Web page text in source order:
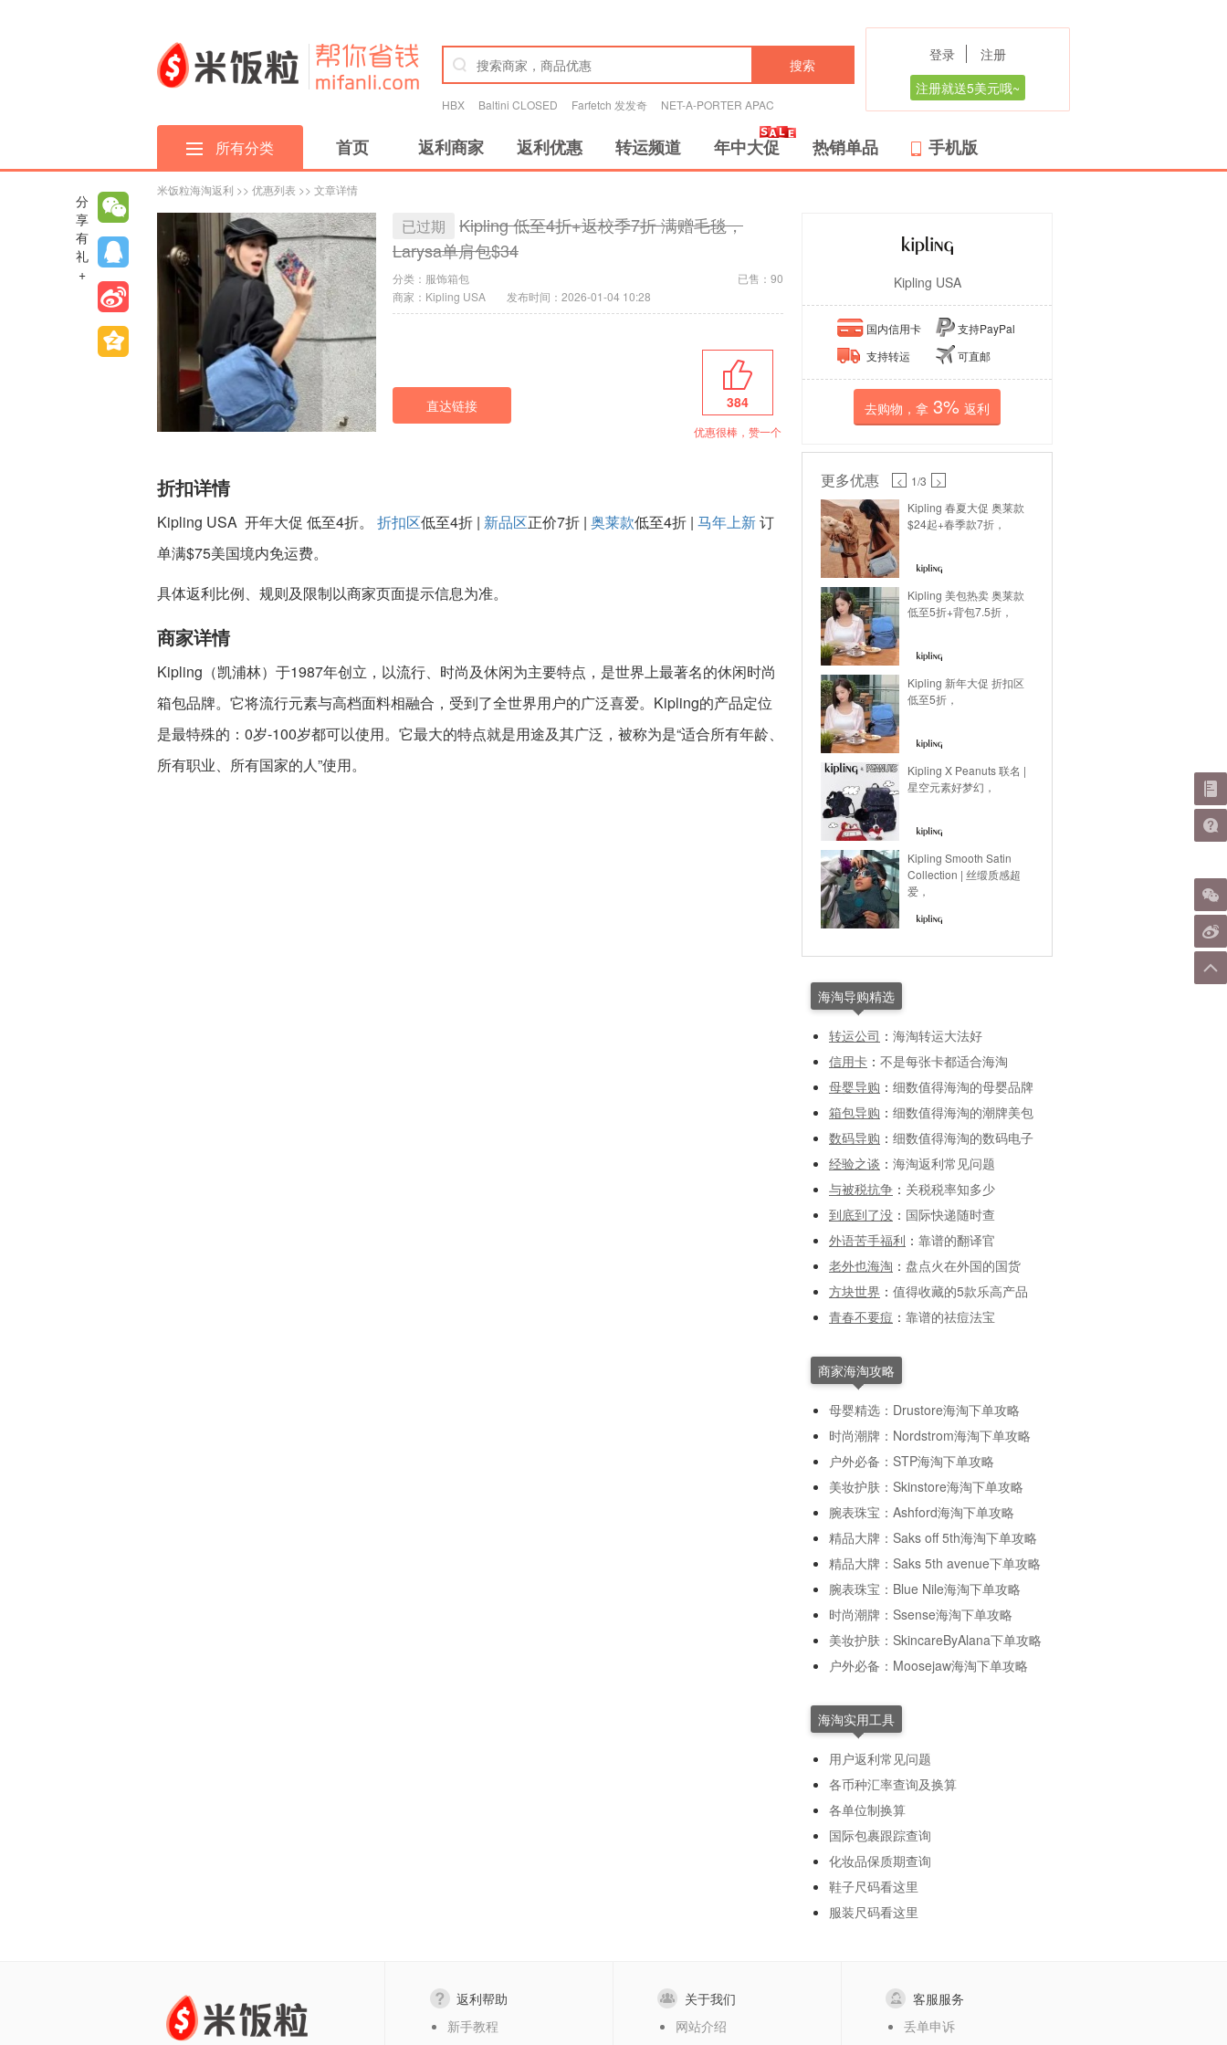
搜索
HBX Baltini CLOSED Farfetch 发发奇 NET-A-PORTER APAC
登录
注册
注册就送5美元哦~
所有分类 首页 返利商家 返利优惠 转运频道 年中大促 热销单品 手机版
米饭粒海淘返利 >> 优惠列表 >> 文章详情
已过期
Kipling 低至4折+返校季7折 满赠毛毯，
Larysa单肩包$34
分类： 服饰箱包
已售：90
商家：Kipling USA
发布时间：2026-01-04 10:28
直达链接 384
优惠很棒，赞一个
折扣详情
Kipling USA 开年大促 低至4折。 折扣区低至4折 | 新品区正价7折 | 奥莱款低至4折 | 马年上新订
单满$75美国境内免运费。
具体返利比例、规则及限制以商家页面提示信息为准。
商家详情
Kipling（凯浦林）于1987年创立，以流行、时尚及休闲为主要特点，是世界上最著名的休闲时尚
箱包品牌。它将流行元素与高档面料相融合，受到了全世界用户的广泛喜爱。Kipling的产品定位
是最特殊的：0岁-100岁都可以使用。它最大的特点就是用途及其广泛，被称为是“适合所有年龄、
所有职业、所有国家的人”使用。
Kipling USA
国内信用卡
支持PayPal
支持转运
可直邮
去购物，拿 3% 返利
更多优惠 < 1/3
>
Kipling 春夏大促 奥莱款
$24起+春季款7折，
Kipling 美包热卖 奥莱款
低至5折+背包7.5折，
Kipling 新年大促 折扣区
低至5折，
Kipling X Peanuts 联名 |
星空元素好梦幻，
Kipling Smooth Satin
Collection | 丝缎质感超
爱，
海淘导购精选
转运公司 ： 海淘转运大法好
信用卡 ： 不是每张卡都适合海淘
母婴导购 ： 细数值得海淘的母婴品牌
箱包导购 ： 细数值得海淘的潮牌美包
数码导购 ： 细数值得海淘的数码电子
经验之谈 ： 海淘返利常见问题
与被税抗争 ： 关税税率知多少
到底到了没 ： 国际快递随时查
外语苦手福利 ： 靠谱的翻译官
老外也海淘 ： 盘点火在外国的国货
方块世界 ： 值得收藏的5款乐高产品
青春不要痘 ： 靠谱的祛痘法宝
商家海淘攻略
母婴精选：Drustore海淘下单攻略
时尚潮牌：Nordstrom海淘下单攻略
户外必备：STP海淘下单攻略
美妆护肤：Skinstore海淘下单攻略
腕表珠宝：Ashford海淘下单攻略
精品大牌：Saks off 5th海淘下单攻略
精品大牌：Saks 5th avenue下单攻略
腕表珠宝：Blue Nile海淘下单攻略
时尚潮牌：Ssense海淘下单攻略
美妆护肤：SkincareByAlana下单攻略
户外必备：Moosejaw海淘下单攻略
海淘实用工具
用户返利常见问题
各币种汇率查询及换算
各单位制换算
国际包裹跟踪查询
化妆品保质期查询
鞋子尺码看这里
服装尺码看这里
分
享
有
礼
+
返利帮助
新手教程
关于我们
网站介绍
客服服务
丢单申诉